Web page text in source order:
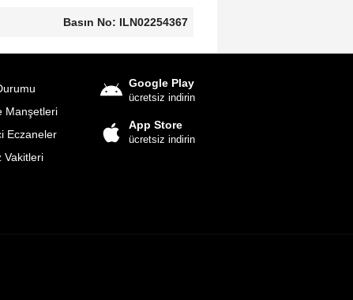
Basın No: ILN02254367
Manşetleri
Eczaneler
Vakitleri
Google Play
ücretsiz indirin
App Store
ücretsiz indirin